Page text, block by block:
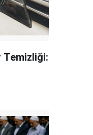
Temizliği: